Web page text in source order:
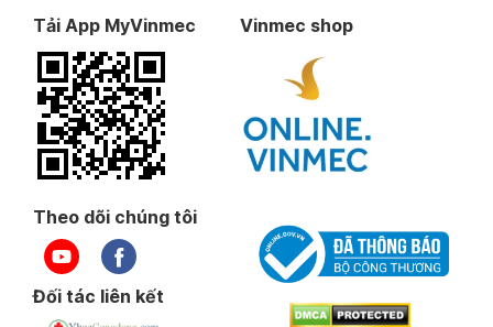
Tải App MyVinmec Vinmec shop
Theo dõi chúng tôi
Đối tác liên kết